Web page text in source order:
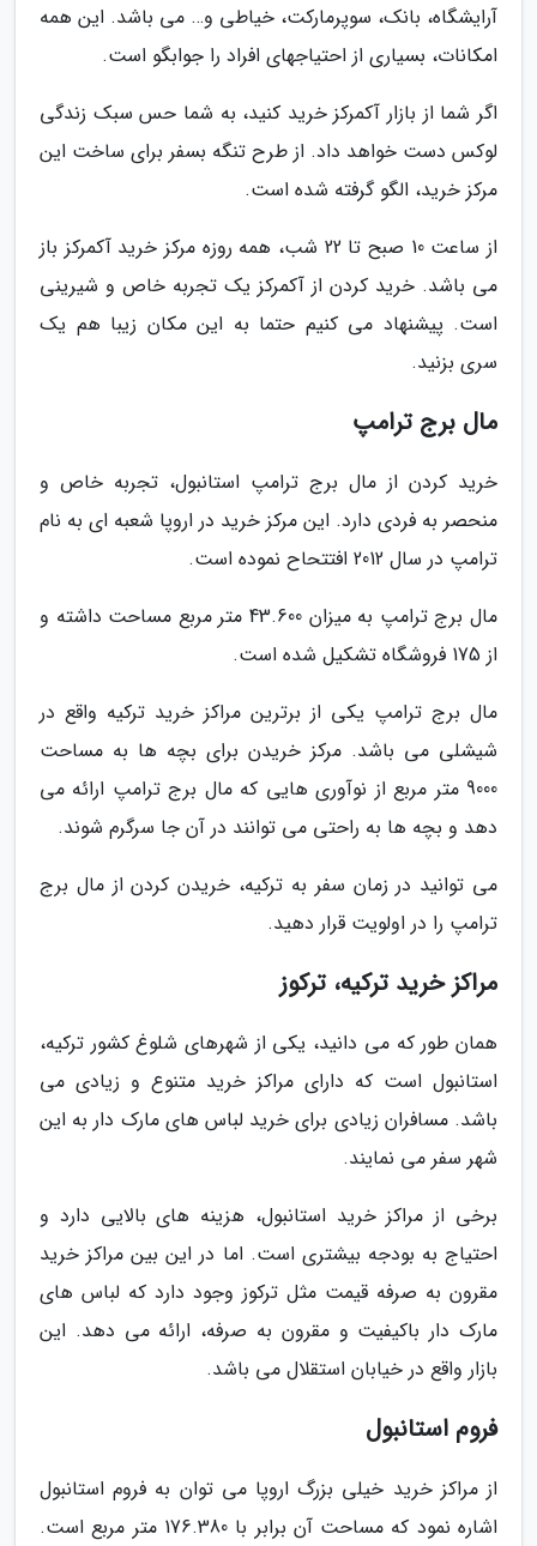
آرایشگاه، بانک، سوپرمارکت، خیاطی و… می باشد. این همه
امکانات، بسیاری از احتیاجهای افراد را جوابگو است.
اگر شما از بازار آکمرکز خرید کنید، به شما حس سبک زندگی
لوکس دست خواهد داد. از طرح تنگه بسفر برای ساخت این
مرکز خرید، الگو گرفته شده است.
از ساعت 10 صبح تا 22 شب، همه روزه مرکز خرید آکمرکز باز
می باشد. خرید کردن از آکمرکز یک تجربه خاص و شیرینی
است. پیشنهاد می کنیم حتما به این مکان زیبا هم یک
سری بزنید.
مال برج ترامپ
خرید کردن از مال برج ترامپ استانبول، تجربه خاص و
منحصر به فردی دارد. این مرکز خرید در اروپا شعبه ای به نام
ترامپ در سال 2012 افتتحاح نموده است.
مال برج ترامپ به میزان 43.600 متر مربع مساحت داشته و
از 175 فروشگاه تشکیل شده است.
مال برج ترامپ یکی از برترین مراکز خرید ترکیه واقع در
شیشلی می باشد. مرکز خریدن برای بچه ها به مساحت
9000 متر مربع از نوآوری هایی که مال برج ترامپ ارائه می
دهد و بچه ها به راحتی می توانند در آن جا سرگرم شوند.
می توانید در زمان سفر به ترکیه، خریدن کردن از مال برج
ترامپ را در اولویت قرار دهید.
مراکز خرید ترکیه، ترکوز
همان طور که می دانید، یکی از شهرهای شلوغ کشور ترکیه،
استانبول است که دارای مراکز خرید متنوع و زیادی می
باشد. مسافران زیادی برای خرید لباس های مارک دار به این
شهر سفر می نمایند.
برخی از مراکز خرید استانبول، هزینه های بالایی دارد و
احتیاج به بودجه بیشتری است. اما در این بین مراکز خرید
مقرون به صرفه قیمت مثل ترکوز وجود دارد که لباس های
مارک دار باکیفیت و مقرون به صرفه، ارائه می دهد. این
بازار واقع در خیابان استقلال می باشد.
فروم استانبول
از مراکز خرید خیلی بزرگ اروپا می توان به فروم استانبول
اشاره نمود که مساحت آن برابر با 176.380 متر مربع است.